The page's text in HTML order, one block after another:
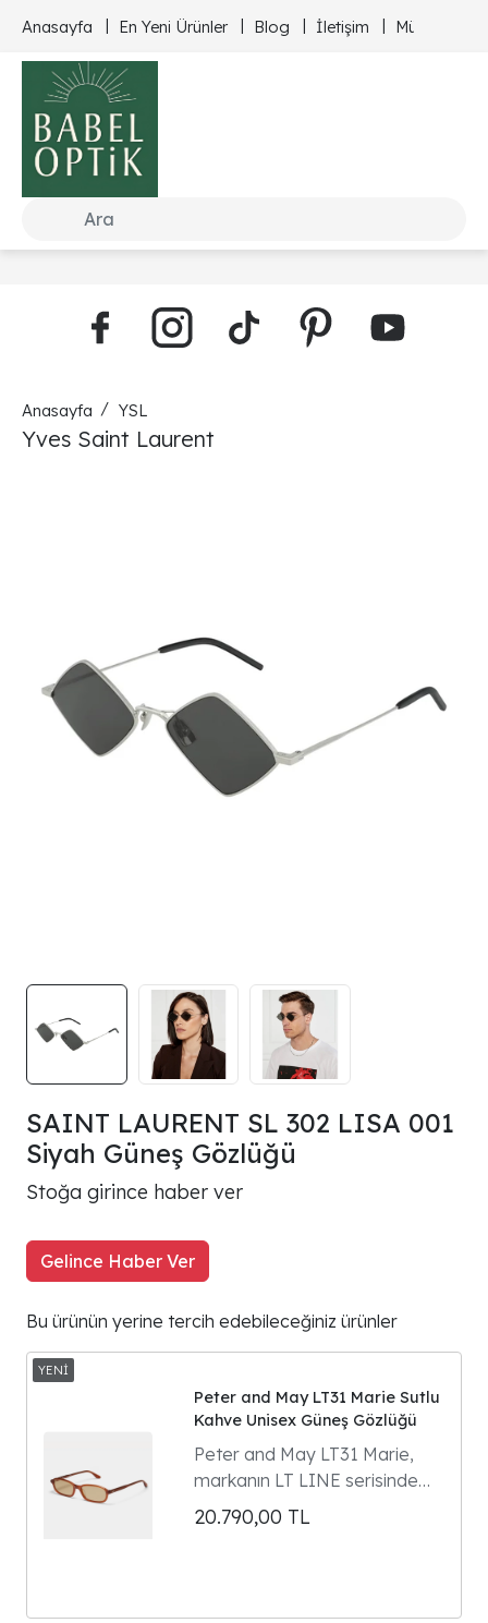
Anasayfa En Yeni Ürünler Blog İletişim Müşteri
Anasayfa YSL
Yves Saint Laurent
SAINT LAURENT SL 302 LISA 001
Siyah Güneş Gözlüğü
Stoğa girince haber ver
Gelince Haber Ver
Bu ürünün yerine tercih edebileceğiniz ürünler
Peter and May LT31 Marie Sutlu
Kahve Unisex Güneş Gözlüğü
Peter and May LT31 Marie,
markanın LT LINE serisinde
yer alan dikdörtgen formlu
unisex güneş gözlüğüdür.
20.790,00 TL